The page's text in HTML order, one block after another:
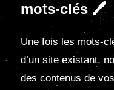
mots-clés 🖊
Une fois les mots-
d’un site existant,
des contenus de